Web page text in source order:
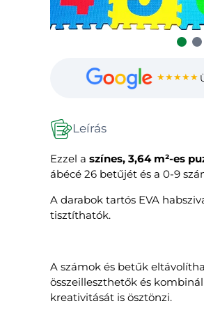
★★★★★
Leírás
Ezzel a színes, 3,64 m²-es
ábécé 26 betűjét és a 0-9
A darabok tartós EVA
tisztíthatók.
A számok és betűk
összeilleszthetők és
kreativitását is ösztönzi.